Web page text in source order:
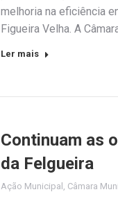
melhoria na eficiência
Figueira Velha. A
Ler mais
Continuam as
da Felgueira
Ação Municipal , Câmara